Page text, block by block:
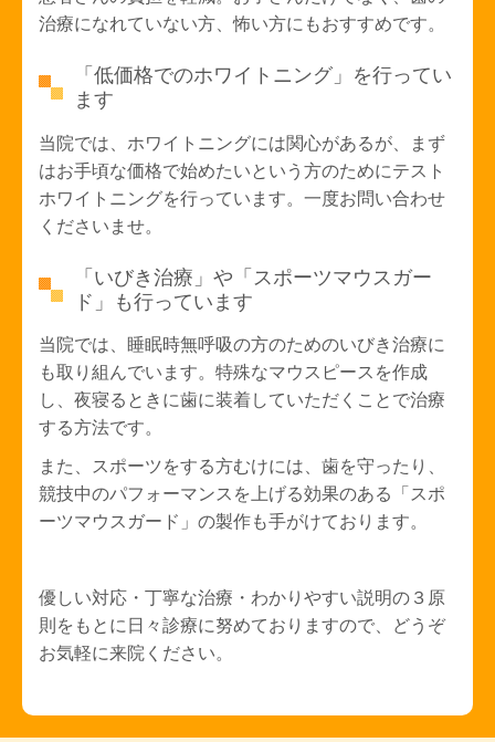
治療になれていない方、怖い方にもおすすめです。
「低価格でのホワイトニング」を行ってい
ます
当院では、ホワイトニングには関心があるが、まず
はお手頃な価格で始めたいという方のためにテスト
ホワイトニングを行っています。一度お問い合わせ
くださいませ。
「いびき治療」や「スポーツマウスガー
ド」も行っています
当院では、睡眠時無呼吸の方のためのいびき治療に
も取り組んでいます。特殊なマウスピースを作成
し、夜寝るときに歯に装着していただくことで治療
する方法です。
また、スポーツをする方むけには、歯を守ったり、
競技中のパフォーマンスを上げる効果のある「スポ
ーツマウスガード」の製作も手がけております。
優しい対応・丁寧な治療・わかりやすい説明の３原
則をもとに日々診療に努めておりますので、どうぞ
お気軽に来院ください。